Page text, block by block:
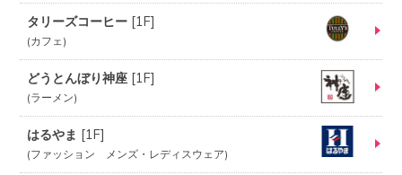
タリーズコーヒー [1F]
カフェ
どうとんぼり神座 [1F]
ラーメン
はるやま [1F]
ファッション メンズ・レディスウェア